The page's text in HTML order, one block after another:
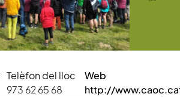
Telèfon del lloc
973 62 65 68
Web
http://